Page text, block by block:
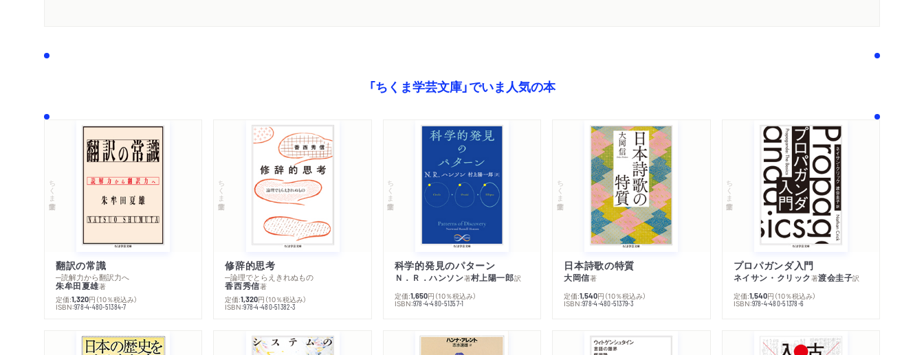
「ちくま学芸文庫」でいま人気の本
ちくま学芸文庫
翻訳の常識
─読解力から翻訳力へ
朱牟田夏雄著
定価:1,320円 （10％税込み）
ISBN:978-4-480-51384-7
ちくま学芸文庫
修辞的思考
─論理でとらえきれぬもの
香西秀信著
定価:1,320円 （10％税込み）
ISBN:978-4-480-51382-3
ちくま学芸文庫
科学的発見のパターン
Ｎ．Ｒ．ハンソン著村上陽一郎訳
定価:1,650円 （10％税込み）
ISBN:978-4-480-51357-1
ちくま学芸文庫
日本詩歌の特質
大岡信著
定価:1,540円 （10％税込み）
ISBN:978-4-480-51379-3
ちくま学芸文庫
プロパガンダ入門
ネイサン・クリック著渡会圭子訳
定価:1,540円 （10％税込み）
ISBN:978-4-480-51378-6